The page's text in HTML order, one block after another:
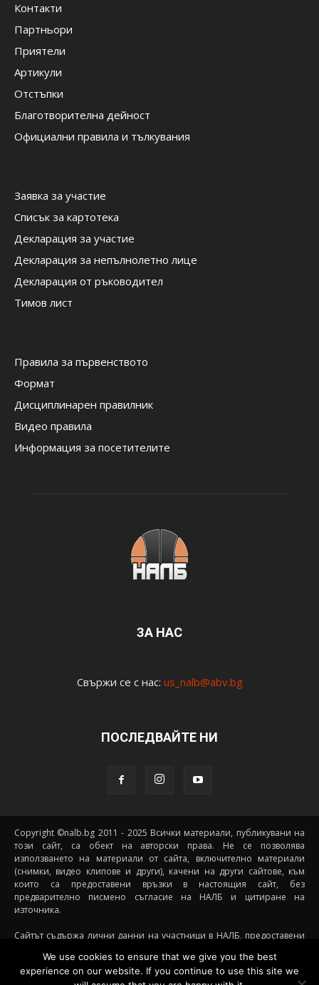
Контакти
Партньори
Приятели
Артикули
Отстъпки
Благотворителна дейност
Официални правила и тълкувания
Заявка за участие
Списък за картотека
Декларация за участие
Декларация за непълнолетно лице
Декларация от ръководител
Тимов лист
Правила за първенството
Формат
Дисциплинарен правилник
Видео правила
Информация за посетителите
ЗА НАС
Свържи се с нас: us_nalb@abv.bg
ПОСЛЕДВАЙТЕ НИ
Copyright ©nalb.bg 2011 - 2025 Всички материали, публикувани на
този сайт, са обект на авторски права. Не се позволява
използването на материали от сайта, включително материали
(снимки, видео клипове и други), качени на други сайтове, към
които са предоставени връзки в настоящия сайт, без
предварително писмено съгласие на НАЛБ и цитиране на
източника.
Сайтът съдържа лични данни на участници в НАЛБ, предоставени
случай че става дума за непълнолетни участници) посредством
подписани декларации за участие, съгласявайки се данните им да
We use cookies to ensure that we give you the best
experience on our website. If you continue to use this site we